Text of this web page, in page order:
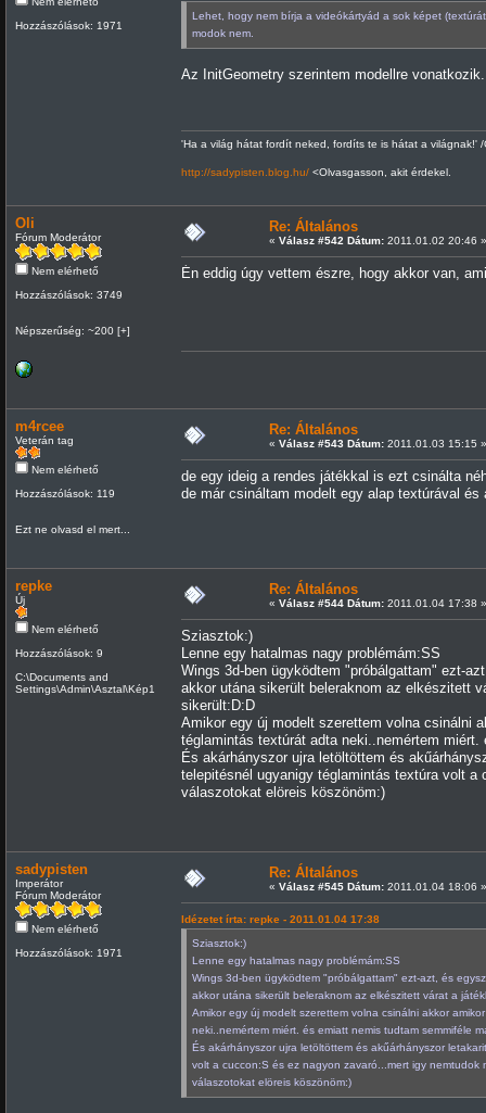
Hozzászólások: 1971
Lehet, hogy nem bírja a videókártyád a sok képet
modok nem.
Az InitGeometry szerintem modellre vonatkozik.
'Ha a világ hátat fordít neked, fordíts te is hátat a világnak!' /
http://sadypisten.blog.hu/<Olvasgasson, akit érdekel.
Oli
Fórum Moderátor
Nem elérhető
Hozzászólások: 3749
Népszerűség: ~200 [+]
Re: Általános
« Válasz #542 Dátum:2011.01.02 20:46 »
Én eddig úgy vettem észre, hogy akkor van,
m4rcee
Veterán tag
Nem elérhető
Hozzászólások: 119
Ezt ne olvasd el mert...
Re: Általános
« Válasz #543 Dátum:2011.01.03 15:15 »
de egy ideig a rendes játékkal is ezt csinálta
de már csináltam modelt egy alap textúrával
repke
Új
Nem elérhető
Hozzászólások: 9
C:\Documents and
Settings\Admin\Asztal\Kép1
Re: Általános
« Válasz #544 Dátum:2011.01.04 17:38 »
Sziasztok:)
Lenne egy hatalmas nagy problémám:SS
Wings 3d-ben ügyködtem "próbálgattam" ezt-
akkor utána sikerült beleraknom az elkészitett
sikerült:D:D
Amikor egy új modelt szerettem volna csinálni
téglamintás textúrát adta neki..nemértem
És akárhányszor ujra letöltöttem és
telepitésnél ugyanigy téglamintás textúra volt
válaszotokat elöreis köszönöm:)
sadypisten
Imperátor
Fórum Moderátor
Nem elérhető
Hozzászólások: 1971
Re: Általános
« Válasz #545 Dátum:2011.01.04 18:06 »
Idézetet írta: repke - 2011.01.04 17:38
Sziasztok:)
Lenne egy hatalmas nagy problémám:SS
Wings 3d-ben ügyködtem "próbálgattam" ezt-azt, és
akkor utána sikerült beleraknom az elkészitett várat a
Amikor egy új modelt szerettem volna csinálni akkor
neki..nemértem miért. és emiatt nemis tudtam semmiféle
És akárhányszor ujra letöltöttem és akűárhányszor
volt a cuccon:S és ez nagyon zavaró...mert igy nemtudok
válaszotokat elöreis köszönöm:)